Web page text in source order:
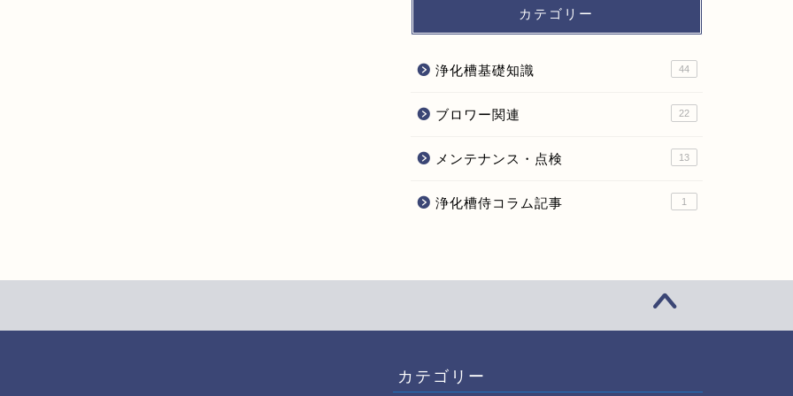
カテゴリー
浄化槽基礎知識 44
ブロワー関連 22
メンテナンス・点検 13
浄化槽侍コラム記事 1
カテゴリー